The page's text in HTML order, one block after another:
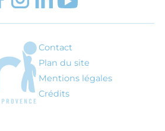
ARI - Association régionale pour
Contact
Plan du site
Mentions légales
Crédits